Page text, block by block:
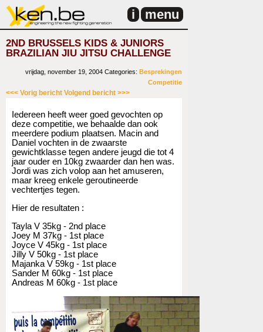
i menu
2ND BRUSSELS KIDS & JUNIORS
BRAZILIAN JIU JITSU CHALLENGE
vrijdag, november 19, 2004 Categories: Besprekingen
Competitie
<<< Vorig bericht Volgend bericht >>>
Iedereen heeft weer goed gevochten op
deze competitie, we behaalde dan ook
meerdere podium plaatsen. Macin and
Daniel vochten in de zwaarste
gewichtklasse tegen andere jeugd die tot 4
jaar ouder en 10kg zwaarder dan hen was.
Jordi was zich volop aan het amuseren,
maar kreeg enkele geroutineerde
vechtertjes tegen.
Hier de resultaten :
Tayla V 35kg - 2nd place
Joey M 37kg - 1st place
Joyce V 45kg - 1st place
Jilly V 50kg - 1st place
Majanka V 59kg - 1st place
Sander M 60kg - 1st place
Andreas M 60kg - 1st place